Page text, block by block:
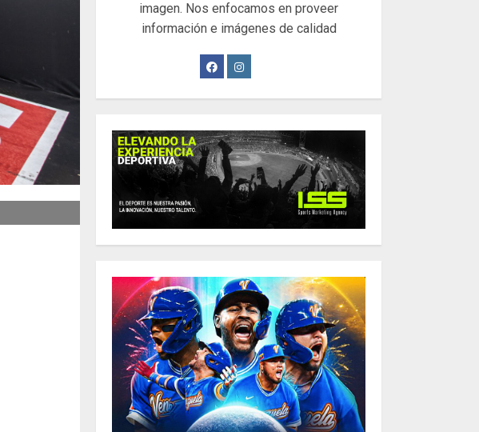
imagen. Nos enfocamos en proveer
información e imágenes de calidad